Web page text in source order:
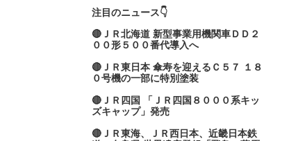
注目のニュース👇
🔴ＪＲ北海道 新型事業用機関車ＤＤ２
００形５００番代導入へ
🔴ＪＲ東日本 傘寿を迎えるＣ５７ １８
０号機の一部に特別塗装
🔴ＪＲ四国 「ＪＲ四国８０００系キッ
ズキャップ」発売
🔴ＪＲ東海、ＪＲ西日本、近畿日本鉄